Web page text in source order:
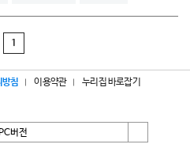
1
방침 이용약관 누리집 바로잡기
PC버전